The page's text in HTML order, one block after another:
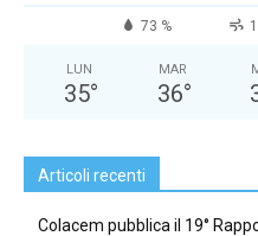
73 %
LUN
35°
MAR
36°
Articoli recenti
Colacem pubblica il 19°